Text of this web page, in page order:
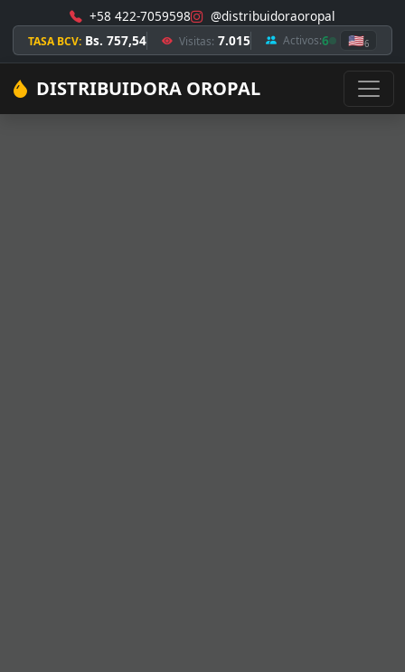
+58 422-7059598 @distribuidoraoropal
TASA BCV: Bs. 757,54 Visitas: 7.015 Activos:6 🇺🇸6
DISTRIBUIDORA OROPAL